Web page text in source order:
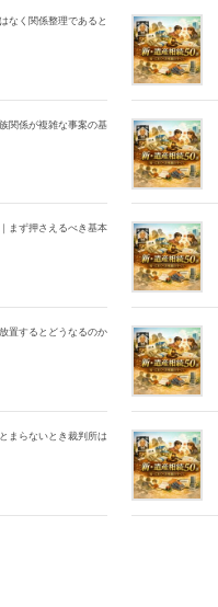
なく関係整理であると
関係が複雑な事案の基
まず押さえるべき基本
置するとどうなるのか
まらないとき裁判所は